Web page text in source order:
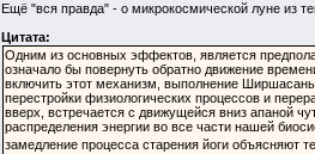
Ещё "вся правда" - о микрокосмической луне из
Цитата:
Одним из основных эффектов, является
означало бы повернуть обратно движение
включить этот механизм, выполнение
перестройки физиологических процессов и
вверх, встречается с движущейся вниз апаной
распределения энергии во все части нашей
замедление процесса старения йоги объясняют